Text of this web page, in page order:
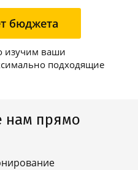
бюджета
изучим ваши
подходящие
нам прямо